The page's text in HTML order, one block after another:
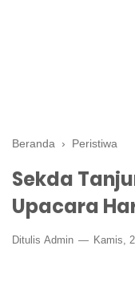
Beranda › Peristiwa
Sekda
Upacara
Ditulis Admin Kamis,